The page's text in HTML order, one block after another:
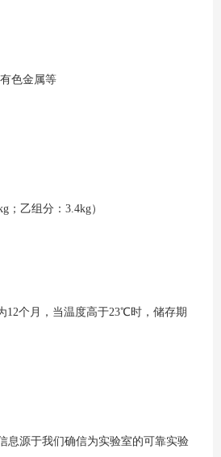
色金属等
；乙组分：3.4kg）
12个月，当温度高于23℃时，储存期
息源于我们确信为实验室的可靠实验